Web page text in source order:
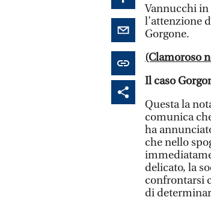
Vannucchi
l’attenzione
Gorgone.
(Clamoroso
Il caso
Questa la
comunica
ha
che nello
delicato, la
confrontarsi
di